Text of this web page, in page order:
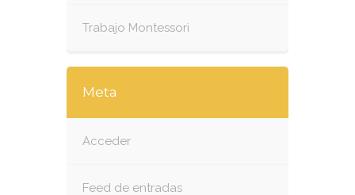
Trabajo Montessori
Meta
Acceder
Feed de entradas